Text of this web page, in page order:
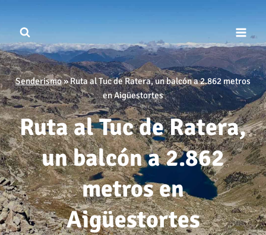
contenido
Senderismo»Ruta al Tuc de Ratera, un balcón a 2.862 metros
en Aigüestortes
Ruta al Tuc de Ratera,
un balcón a 2.862
metros en
Aigüestortes